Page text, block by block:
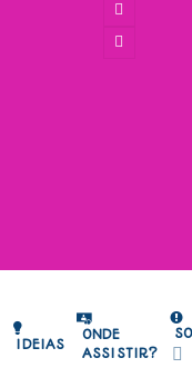
IDEIAS
ONDE
ASSISTIR?